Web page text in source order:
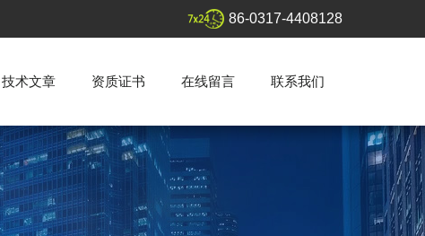
86-0317-4408128
技术文章 资质证书 在线留言 联系我们